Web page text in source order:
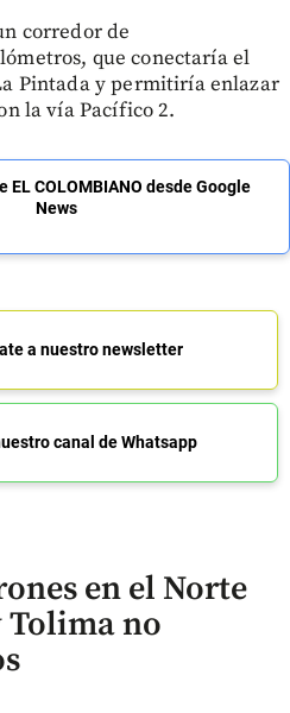
corredor de
que conectaría el
Pintada y permitiría enlazar
la vía Pacífico 2.
EL COLOMBIANO desde Google
News
a nuestro newsletter
canal de Whatsapp
en el Norte
no